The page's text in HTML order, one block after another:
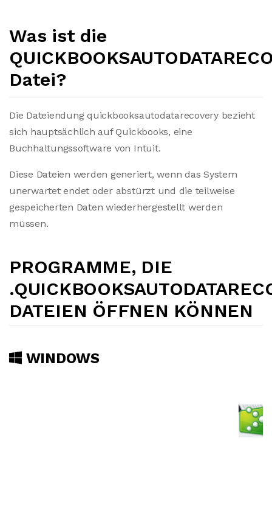
Was ist die
Datei?
Die Dateiendung quickbooksautodatarecovery bezieht
sich hauptsächlich auf Quickbooks, eine
Buchhaltungssoftware von Intuit.
Diese Dateien werden generiert, wenn das System
unerwartet endet oder abstürzt und die teilweise
gespeicherten Daten wiederhergestellt werden
müssen.
PROGRAMME, DIE
DATEIEN ÖFFNEN KÖNNEN
WINDOWS